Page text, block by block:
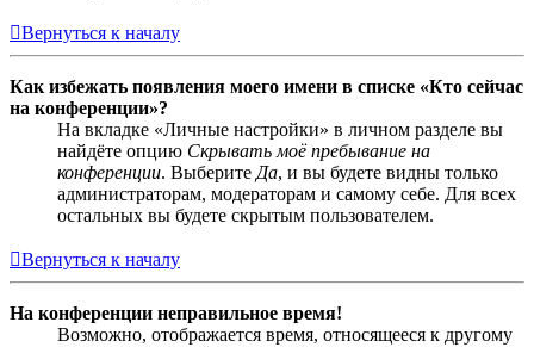
Вернуться к началу
Как избежать появления моего имени в списке «Кто сейчас
на конференции»?
На вкладке «Личные настройки» в личном разделе вы
найдёте опцию Скрывать моё пребывание на
конференции. Выберите Да, и вы будете видны только
администраторам, модераторам и самому себе. Для всех
остальных вы будете скрытым пользователем.
Вернуться к началу
На конференции неправильное время!
Возможно, отображается время, относящееся к другому